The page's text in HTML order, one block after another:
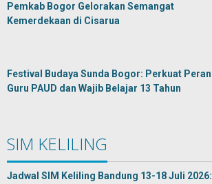
Pemkab Bogor Gelorakan Semangat
Kemerdekaan di Cisarua
Festival Budaya Sunda Bogor: Perkuat Peran
Guru PAUD dan Wajib Belajar 13 Tahun
SIM KELILING
Jadwal SIM Keliling Bandung 13-18 Juli 2026: